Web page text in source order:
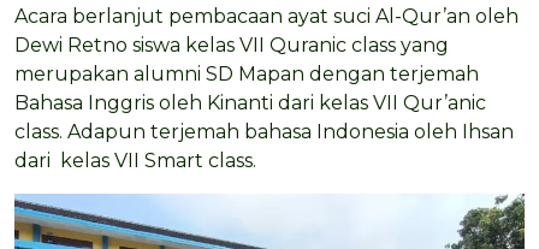
Acara berlanjut pembacaan ayat suci Al-Qur’an oleh
Dewi Retno siswa kelas VII Quranic class yang
merupakan alumni SD Mapan dengan terjemah
Bahasa Inggris oleh Kinanti dari kelas VII Qur’anic
class. Adapun terjemah bahasa Indonesia oleh Ihsan
dari kelas VII Smart class.